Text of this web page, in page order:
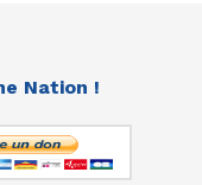
Nation !